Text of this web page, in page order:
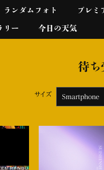
ランダムフォト プレミ
リー 今日の天気
待ち
サイズ Smartphone